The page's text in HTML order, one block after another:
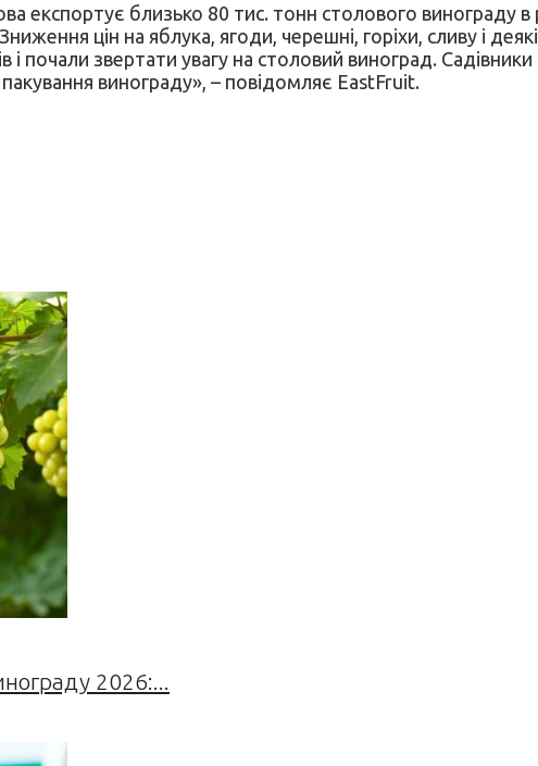
експортує близько 80 тис. тонн столового винограду в
цін на яблука, ягоди, черешні, горіхи, сливу і
почали звертати увагу на столовий виноград.
винограду», – повідомляє EastFruit.
2026:...